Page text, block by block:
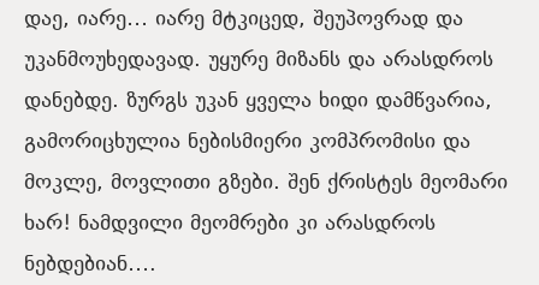
დაე, იარე… იარე მტკიცედ, შეუპოვრად და
უკანმოუხედავად. უყურე მიზანს და არასდროს
დანებდე. ზურგს უკან ყველა ხიდი დამწვარია,
გამორიცხულია ნებისმიერი კომპრომისი და
მოკლე, მოვლითი გზები. შენ ქრისტეს მეომარი
ხარ! ნამდვილი მეომრები კი არასდროს
ნებდებიან….